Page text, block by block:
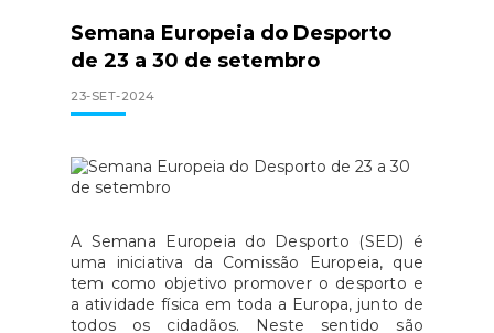
Semana Europeia do Desporto
de 23 a 30 de setembro
23-SET-2024
A Semana Europeia do Desporto (SED) é
uma iniciativa da Comissão Europeia, que
tem como objetivo promover o desporto e
a atividade física em toda a Europa, junto de
todos os cidadãos. Neste sentido são